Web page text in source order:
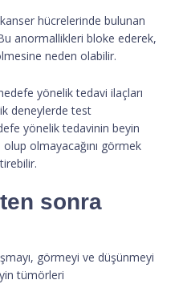
hücrelerinde bulunan
anormallikleri bloke ederek,
neden olabilir.
yönelik tedavi ilaçları
deneylerde test
yönelik tedavinin beyin
olmayacağını görmek
sonra
görmeyi ve düşünmeyi
tümörleri